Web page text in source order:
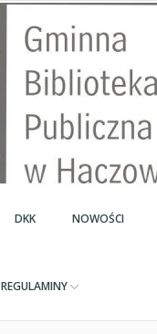
DKK NOWOŚCI
REGULAMINY